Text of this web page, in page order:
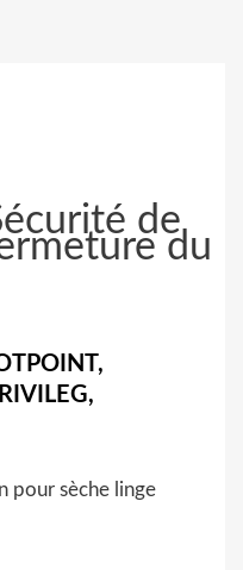
de
du
pour sèche linge